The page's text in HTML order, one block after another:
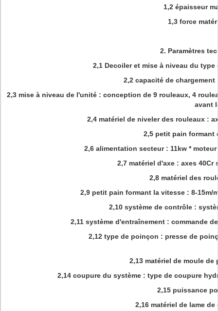
1,2 épaisseur
1,3 force
2. Paramètres
2,1 Decoiler et mise à niveau du
2,2 capacité de chargement
2,3 mise à niveau de l'unité : conception de 9 rouleaux, 4
avant
2,4 matériel de niveler des rouleaux :
2,5 petit pain formant
2,6 alimentation secteur : 11kw *
2,7 matériel d'axe : axes 40Cr
2,8 matériel des
2,9 petit pain formant la vitesse : 8-
2,10 système de contrôle :
2,11 système d'entraînement : commande
2,12 type de poinçon : presse de
2,13 matériel de moule de
2,14 coupure du système : type de coupure
2,15 puissance
2,16 matériel de lame de